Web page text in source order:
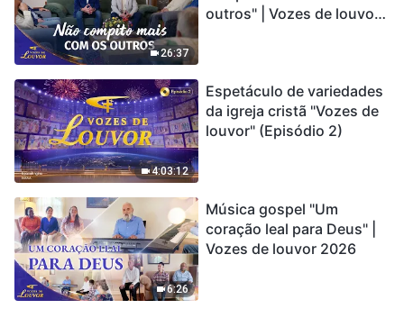
entrando em contagem
26:37
outros" | Vozes de louvor
4:03:12
Espetáculo de variedades
da igreja cristã "Vozes de
louvor" (Episódio 2)
6:26
Música gospel "Um
coração leal para Deus" |
Vozes de louvor 2026